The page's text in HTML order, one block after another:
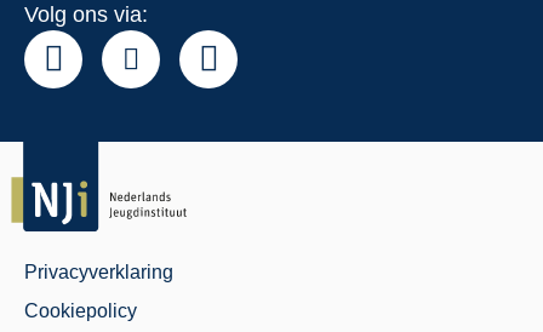
Volg ons via:
Juridisch
Menu
Privacyverklaring
Cookiepolicy